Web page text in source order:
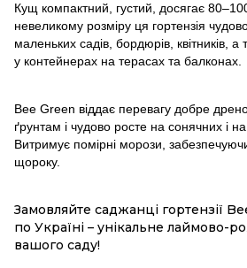
Кущ компактний, густий, досягає
невеликому розміру ця гортензія
маленьких садів, бордюрів, квітників,
у контейнерах на терасах та балконах.
Bee Green віддає перевагу добре
ґрунтам і чудово росте на сонячних і
Витримує помірні морози, забезпечуючи
щороку.
Замовляйте саджанці гортензії
по Україні – унікальне лаймово-
вашого саду!